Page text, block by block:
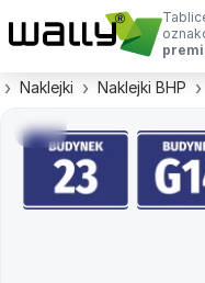
Naklejki Naklejki BHP